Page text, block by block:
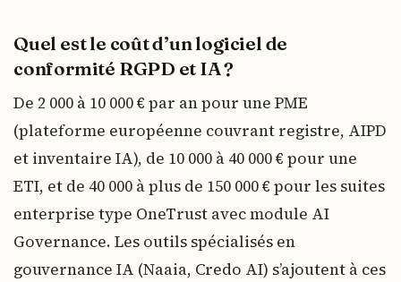
Quel est le coût d’un logiciel de
conformité RGPD et IA ?
De 2 000 à 10 000 € par an pour une PME
(plateforme européenne couvrant registre, AIPD
et inventaire IA), de 10 000 à 40 000 € pour une
ETI, et de 40 000 à plus de 150 000 € pour les suites
enterprise type OneTrust avec module AI
Governance. Les outils spécialisés en
gouvernance IA (Naaia, Credo AI) s’ajoutent à ces